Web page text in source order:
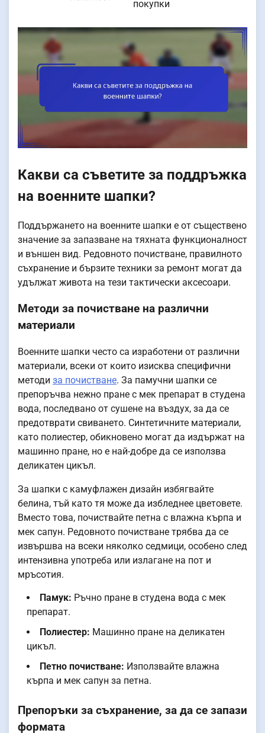
покупки
Какви са съветите за поддръжка
на военните шапки?
Поддържането на военните шапки е от съществено
значение за запазване на тяхната функционалност
и външен вид. Редовното почистване, правилното
съхранение и бързите техники за ремонт могат да
удължат живота на тези тактически аксесоари.
Методи за почистване на различни
материали
Военните шапки често са изработени от различни
материали, всеки от които изисква специфични
методи за почистване. За памучни шапки се
препоръчва нежно пране с мек препарат в студена
вода, последвано от сушене на въздух, за да се
предотврати свиването. Синтетичните материали,
като полиестер, обикновено могат да издържат на
машинно пране, но е най-добре да се използва
деликатен цикъл.
За шапки с камуфлажен дизайн избягвайте
белина, тъй като тя може да избледнее цветовете.
Вместо това, почиствайте петна с влажна кърпа и
мек сапун. Редовното почистване трябва да се
извършва на всеки няколко седмици, особено след
интензивна употреба или излагане на пот и
мръсотия.
Памук: Ръчно пране в студена вода с мек
препарат.
Полиестер: Машинно пране на деликатен
цикъл.
Петно почистване: Използвайте влажна
кърпа и мек сапун за петна.
Препоръки за съхранение, за да се запази
формата